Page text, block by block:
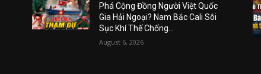
Phá Cộng Đồng Người Việt Quốc
Gia Hải Ngoại? Nam Bắc Cali Sôi
Sục Khí Thế Chống...
August 6, 2026